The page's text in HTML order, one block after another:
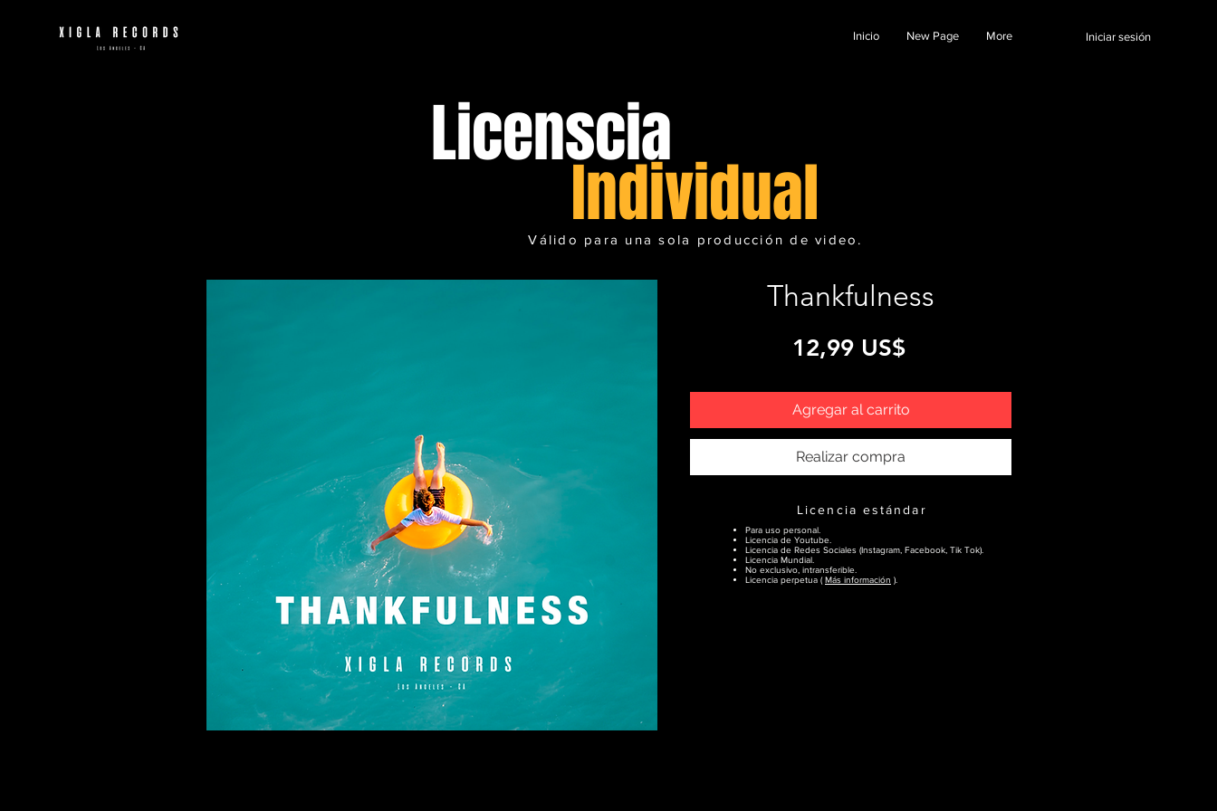
Inicio New Page More Iniciar sesión
Licenscia
Individual
Válido para una sola producción de video.
Thankfulness
12,99 US$Precio
Agregar al carrito
Realizar compra
Para uso personal.
Licencia de Youtube.
Licencia de Redes Sociales (Instagram, Facebook, Tik Tok).
Licencia Mundial.
No exclusivo, intransferible.
Licencia perpetua (Más información ).
Licencia estándar